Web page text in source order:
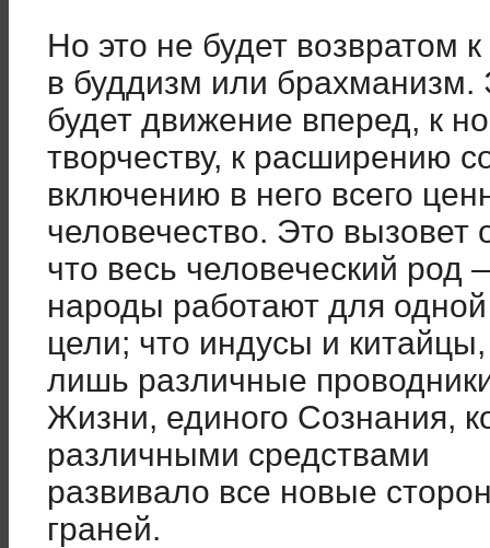
Но это не будет возвратом
в буддизм или брахманизм.
будет движение вперед, к
творчеству, к расширению
включению в него всего
человечество. Это вызовет
что весь человеческий род
народы работают для
цели; что индусы и
лишь различные
Жизни, единого Сознания,
различными средствами
развивало все новые
граней.